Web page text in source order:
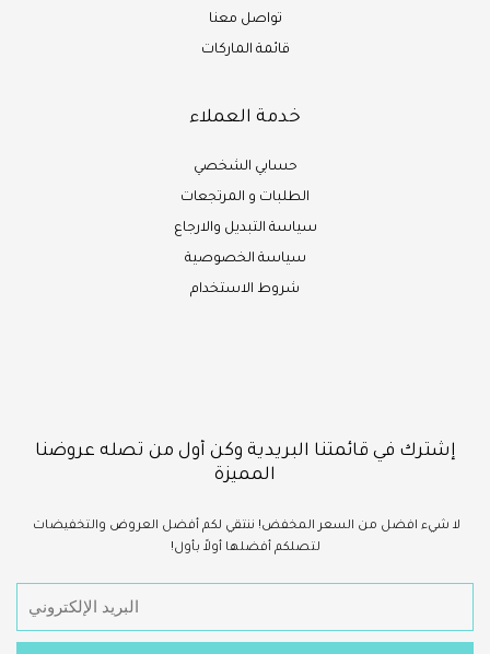
تواصل معنا
قائمة الماركات
خدمة العملاء
حسابي الشخصي
الطلبات و المرتجعات
سياسة التبديل والارجاع
سياسة الخصوصية
شروط الاستخدام
إشترك في قائمتنا البريدية وكن أول من تصله عروضنا
المميزة
لا شيء افضل من السعر المخفض! ننتقي لكم أفضل العروض والتخفيضات
لتصلكم أفضلها أولاً بأول!